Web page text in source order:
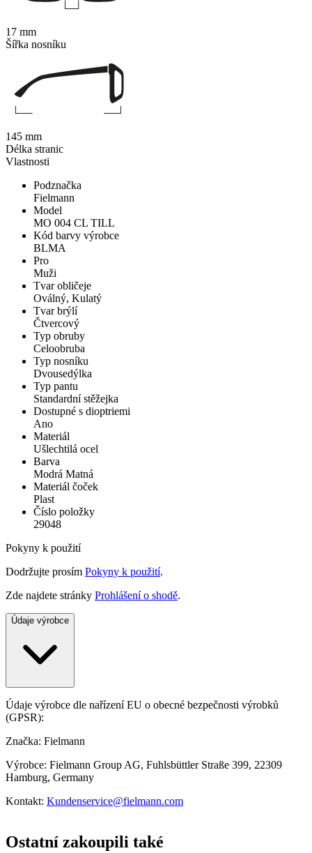
Vlastnosti
Podznačka
Fielmann
Model
MO 004 CL TILL
Kód barvy výrobce
BLMA
Pro
Muži
Tvar obličeje
Oválný, Kulatý
Tvar brýlí
Čtvercový
Typ obruby
Celoobruba
Typ nosníku
Dvousedýlka
Typ pantu
Standardní stěžejka
Dostupné s dioptriemi
Ano
Materiál
Ušlechtilá ocel
Barva
Modrá Matná
Materiál čoček
Plast
Číslo položky
29048
Pokyny k použití
Dodržujte prosím Pokyny k použití.
Zde najdete stránky Prohlášení o shodě.
Údaje výrobce
Údaje výrobce dle nařízení EU o obecné bezpečnosti výrobků
(GPSR):
Značka: Fielmann
Výrobce: Fielmann Group AG, Fuhlsbüttler Straße 399, 22309
Hamburg, Germany
Kontakt: Kundenservice@fielmann.com
17 mm
Šířka nosníku
145 mm
Délka stranic
Ostatní zakoupili také